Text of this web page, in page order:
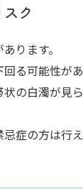
ク
ります。
る可能性があ
状の白濁が見
症の方は行え